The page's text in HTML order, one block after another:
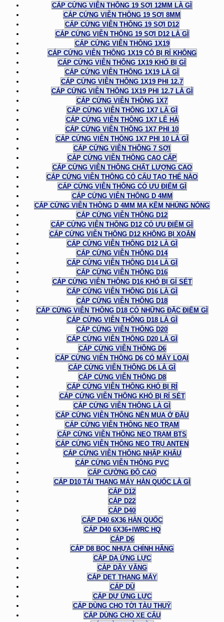
CÁP CỨNG VIỄN THÔNG 19 SỢI 12MM LÀ GÌ
CÁP CỨNG VIỄN THÔNG 19 SỢI 8MM
CÁP CỨNG VIỄN THÔNG 19 SỢI D12
CÁP CỨNG VIỄN THÔNG 19 SỢI D12 LÀ GÌ
CÁP CỨNG VIỄN THÔNG 1X19
CÁP CỨNG VIỄN THÔNG 1X19 CÓ BỊ RỈ KHÔNG
CÁP CỨNG VIỄN THÔNG 1X19 KHÓ BỊ GỈ
CÁP CỨNG VIỄN THÔNG 1X19 LÀ GÌ
CÁP CỨNG VIỄN THÔNG 1X19 PHI 12.7
CÁP CỨNG VIỄN THÔNG 1X19 PHI 12.7 LÀ GÌ
CÁP CỨNG VIỄN THÔNG 1X7
CÁP CỨNG VIỄN THÔNG 1X7 LÀ GÌ
CÁP CỨNG VIỄN THÔNG 1X7 LÊ HÀ
CÁP CỨNG VIỄN THÔNG 1X7 PHI 10
CÁP CỨNG VIỄN THÔNG 1X7 PHI 10 LÀ GÌ
CÁP CỨNG VIỄN THÔNG 7 SỢI
CÁP CỨNG VIỄN THÔNG CAO CẤP
CÁP CỨNG VIỄN THÔNG CHẤT LƯỢNG CAO
CÁP CỨNG VIỄN THÔNG CÓ CẤU TẠO THẾ NÀO
CÁP CỨNG VIỄN THÔNG CÓ ƯU ĐIỂM GÌ
CÁP CỨNG VIỄN THÔNG D 4MM
CÁP CỨNG VIỄN THÔNG D 4MM MẠ KẼM NHÚNG NÓNG
CÁP CỨNG VIỄN THÔNG D12
CÁP CỨNG VIỄN THÔNG D12 CÓ ƯU ĐIỂM GÌ
CÁP CỨNG VIỄN THÔNG D12 KHÔNG BỊ XOẮN
CÁP CỨNG VIỄN THÔNG D12 LÀ GÌ
CÁP CỨNG VIỄN THÔNG D14
CÁP CỨNG VIỄN THÔNG D14 LÀ GÌ
CÁP CỨNG VIỄN THÔNG D16
CÁP CỨNG VIỄN THÔNG D16 KHÓ BỊ GỈ SÉT
CÁP CỨNG VIỄN THÔNG D16 LÀ GÌ
CÁP CỨNG VIỄN THÔNG D18
CÁP CỨNG VIỄN THÔNG D18 CÓ NHỮNG ĐẶC ĐIỂM GÌ
CÁP CỨNG VIỄN THÔNG D18 LÀ GÌ
CÁP CỨNG VIỄN THÔNG D20
CÁP CỨNG VIỄN THÔNG D20 LÀ GÌ
CÁP CỨNG VIỄN THÔNG D6
CÁP CỨNG VIỄN THÔNG D6 CÓ MẤY LOẠI
CÁP CỨNG VIỄN THÔNG D6 LÀ GÌ
CÁP CỨNG VIỄN THÔNG D8
CÁP CỨNG VIỄN THÔNG KHÓ BỊ RỈ
CÁP CỨNG VIỄN THÔNG KHÓ BỊ RỈ SÉT
CÁP CỨNG VIỄN THÔNG LÀ GÌ
CÁP CỨNG VIỄN THÔNG NÊN MUA Ở ĐÂU
CÁP CỨNG VIỄN THÔNG NEO TRẠM
CÁP CỨNG VIỄN THÔNG NEO TRẠM BTS
CÁP CỨNG VIỄN THÔNG NEO TRỤ ANTEN
CÁP CỨNG VIỄN THÔNG NHẬP KHẨU
CÁP CỨNG VIỄN THÔNG PVC
CÁP CƯỜNG ĐỘ CAO
CÁP D10 TẢI THANG MÁY HÀN QUỐC LÀ GÌ
CÁP D12
CÁP D22
CÁP D40
CÁP D40 6X36 HÀN QUỐC
CÁP D40 6X36+IWRC HQ
CÁP D6
CÁP D8 BỌC NHỰA CHÍNH HÃNG
CÁP DẠ ỨNG LỰC
CÁP DÂY VĂNG
CÁP DẸT THANG MÁY
CÁP DÙ
CÁP DỰ ỨNG LỰC
CÁP DÙNG CHO TỜI TÀU THUỶ
CÁP DÙNG CHO XE CẨU